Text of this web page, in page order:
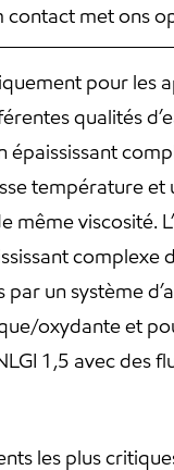
contact met ons
pour les
qualités
épaississant
température et
viscosité.
complexe
un système
oxydante et
1,5 avec des
les plus